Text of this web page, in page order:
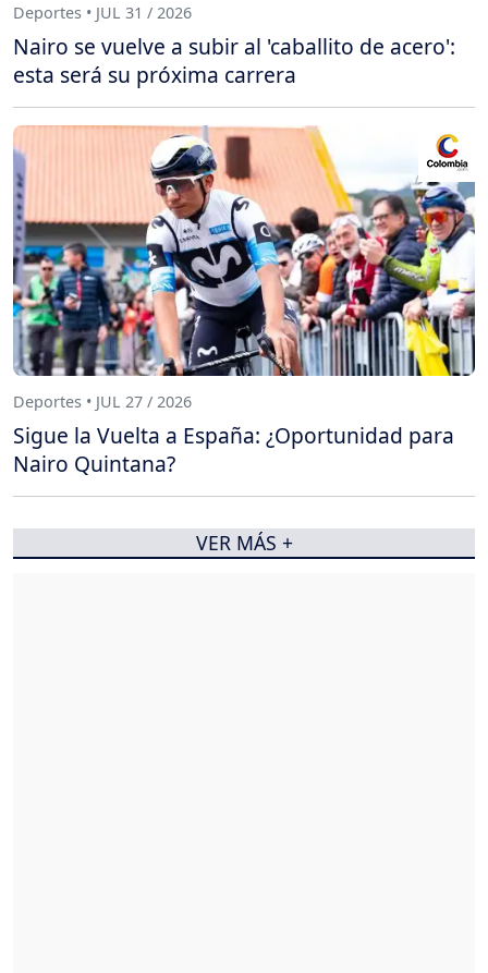
Deportes • JUL 31 / 2026
Nairo se vuelve a subir al 'caballito de acero':
esta será su próxima carrera
Deportes • JUL 27 / 2026
Sigue la Vuelta a España: ¿Oportunidad para
Nairo Quintana?
VER MÁS +